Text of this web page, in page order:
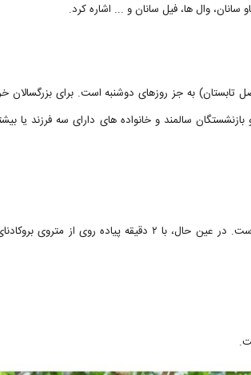
سانان، وال ها، فیل سانان و ... اشاره کرد.
از این مجموعه هر روز از ساعت ۷:۳۰ تا ۱۷ (تا ساعت ۲۰ در فصل تابستان) به جز روزهای دوشنبه است. برای
نظامی، افراد معلول و بازنشستگان سالمند و خانواده های دارای سه فرزند یا
این باغ وحش در مرکز شهر، دقیقا روبه روی ایستگاه های مترو واقع شده است. در عین حال، با ۲ دقیقه پیاده